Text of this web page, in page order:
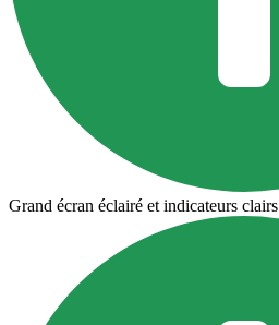
Grand écran éclairé et indicateurs clairs